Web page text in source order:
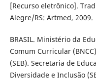
[Recurso eletrônico].
Alegre/RS: Artmed, 2009.
BRASIL. Ministério da
Comum Curricular
(SEB). Secretaria de
Diversidade e Inclusão